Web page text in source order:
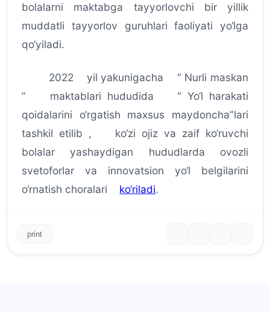
bolalarni maktabga tayyorlovchi bir yillik
muddatli tayyorlov guruhlari faoliyati yo‘lga
qo‘yiladi.
2022 yil yakunigacha “ Nurli maskan
” maktablari hududida “ Yo‘l harakati
qoidalarini o‘rgatish maxsus maydoncha”lari
tashkil etilib , ko‘zi ojiz va zaif ko‘ruvchi
bolalar yashaydigan hududlarda ovozli
svetoforlar va innovatsion yo‘l belgilarini
o‘rnatish choralari ko‘riladi.
print